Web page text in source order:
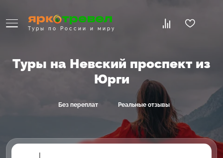
Туры по России и миру
Туры на Невский проспект из
Юрги
Без переплат Реальные отзывы
|